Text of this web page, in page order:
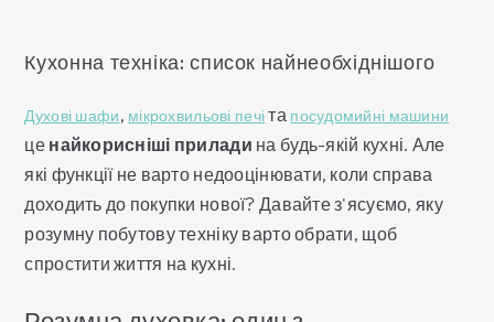
Кухонна техніка: список найнеобхіднішого
Духові шафи, мікрохвильові печіта посудомийні машини
це найкорисніші прилади на будь-якій кухні. Але
які функції не варто недооцінювати, коли справа
доходить до покупки нової? Давайте з'ясуємо, яку
розумну побутову техніку варто обрати, щоб
спростити життя на кухні.